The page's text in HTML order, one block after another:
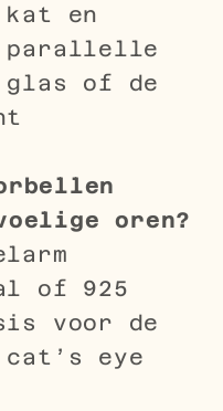
en
parallelle
of de
oren?
of 925
voor de
eye